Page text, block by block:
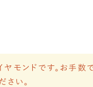
モンドです。お手数
さい。